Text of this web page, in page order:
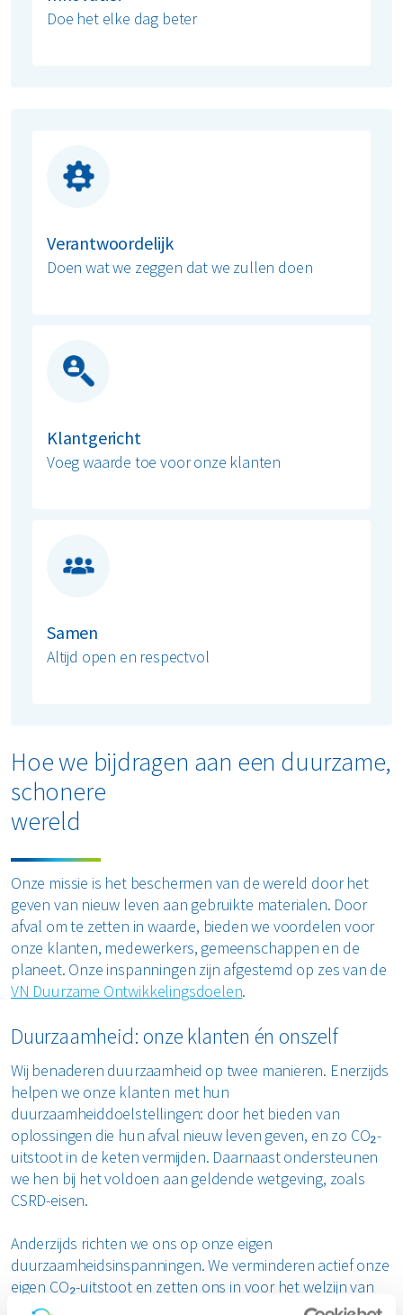
Doe het elke dag beter
Verantwoordelijk
Doen wat we zeggen dat we zullen doen
Klantgericht
Voeg waarde toe voor onze klanten
Samen
Altijd open en respectvol
Hoe we bijdragen aan een duurzame,
schonere
wereld
Onze missie is het beschermen van de wereld door het
geven van nieuw leven aan gebruikte materialen. Door
afval om te zetten in waarde, bieden we voordelen voor
onze klanten, medewerkers, gemeenschappen en de
planeet. Onze inspanningen zijn afgestemd op zes van de
VN Duurzame Ontwikkelingsdoelen.
Duurzaamheid: onze klanten én onszelf
Wij benaderen duurzaamheid op twee manieren. Enerzijds
helpen we onze klanten met hun
duurzaamheiddoelstellingen: door het bieden van
oplossingen die hun afval nieuw leven geven, en zo CO₂-
uitstoot in de keten vermijden. Daarnaast ondersteunen
we hen bij het voldoen aan geldende wetgeving, zoals
CSRD-eisen.
Anderzijds richten we ons op onze eigen
duurzaamheidsinspanningen. We verminderen actief onze
eigen CO₂-uitstoot en zetten ons in voor het welzijn van
mensen en gemeenschappen.